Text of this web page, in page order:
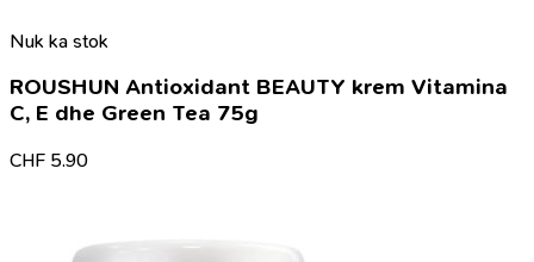
Nuk ka stok
ROUSHUN Antioxidant BEAUTY krem Vitamina
C, E dhe Green Tea 75g
CHF 5.90